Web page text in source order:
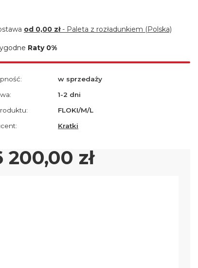
od 0,00 zł- Paleta z rozładunkiem (Polska)
Raty 0%
w sprzedaży
1-2 dni
FLOKI/M/L
Kratki
200,00 zł